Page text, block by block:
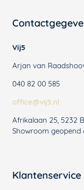
Vij5
Arjan van
040 82 00 585
office@vij5.nl
Afrikalaan 25, 5232
Showroom
Klantenservice